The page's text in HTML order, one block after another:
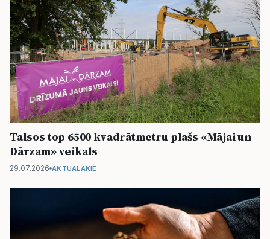
Talsos top 6500 kvadrātmetru plašs «Mājai un
Dārzam» veikals
29.07.2026 AKTUĀLĀKIE